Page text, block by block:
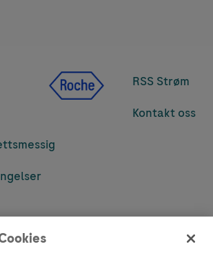
RSS Strøm
Kontakt oss
informasjon som er målsatt til en stor